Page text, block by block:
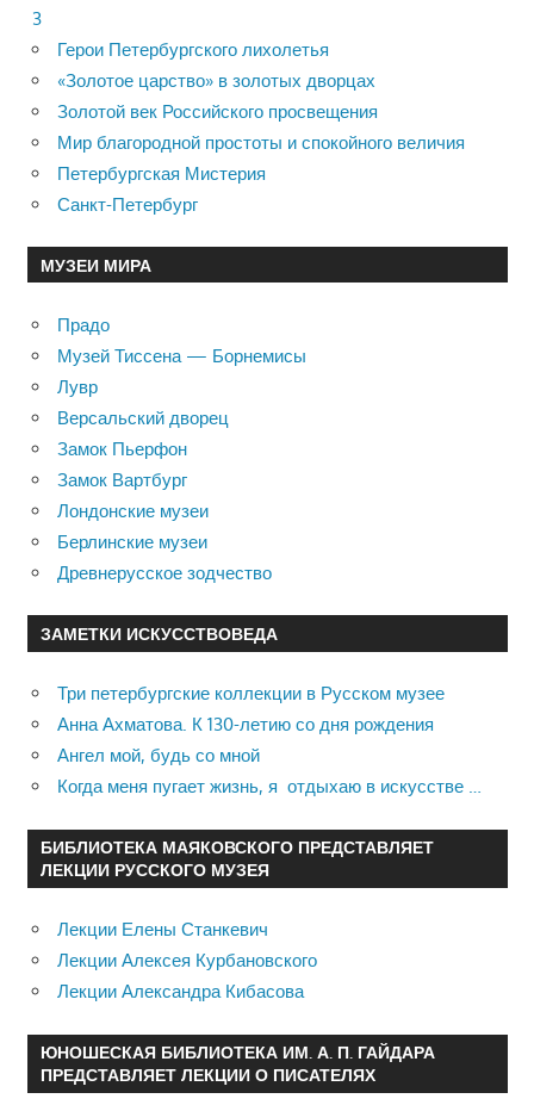
3
Герои Петербургского лихолетья
«Золотое царство» в золотых дворцах
Золотой век Российского просвещения
Мир благородной простоты и спокойного величия
Петербургская Мистерия
Санкт-Петербург
МУЗЕИ МИРА
Прадо
Музей Тиссена — Борнемисы
Лувр
Версальский дворец
Замок Пьерфон
Замок Вартбург
Лондонские музеи
Берлинские музеи
Древнерусское зодчество
ЗАМЕТКИ ИСКУССТВОВЕДА
Три петербургские коллекции в Русском музее
Анна Ахматова. К 130-летию со дня рождения
Ангел мой, будь со мной
Когда меня пугает жизнь, я отдыхаю в искусстве …
БИБЛИОТЕКА МАЯКОВСКОГО ПРЕДСТАВЛЯЕТ
ЛЕКЦИИ РУССКОГО МУЗЕЯ
Лекции Елены Станкевич
Лекции Алексея Курбановского
Лекции Александра Кибасова
ЮНОШЕСКАЯ БИБЛИОТЕКА ИМ. А. П. ГАЙДАРА
ПРЕДСТАВЛЯЕТ ЛЕКЦИИ О ПИСАТЕЛЯХ